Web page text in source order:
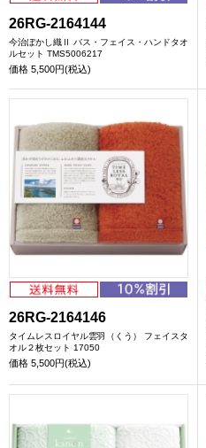
26RG-2164144
今治ぼかし織Ⅱ バス・フェイス・ハンドタオ
ルセット TMS5006217
価格 5,500円(税込)
26RG-2164146
タイムレスロイヤル雲羽（くう） フェイスタ
オル２枚セット 17050
価格 5,500円(税込)